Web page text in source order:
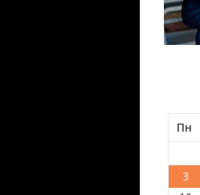
Пн
3